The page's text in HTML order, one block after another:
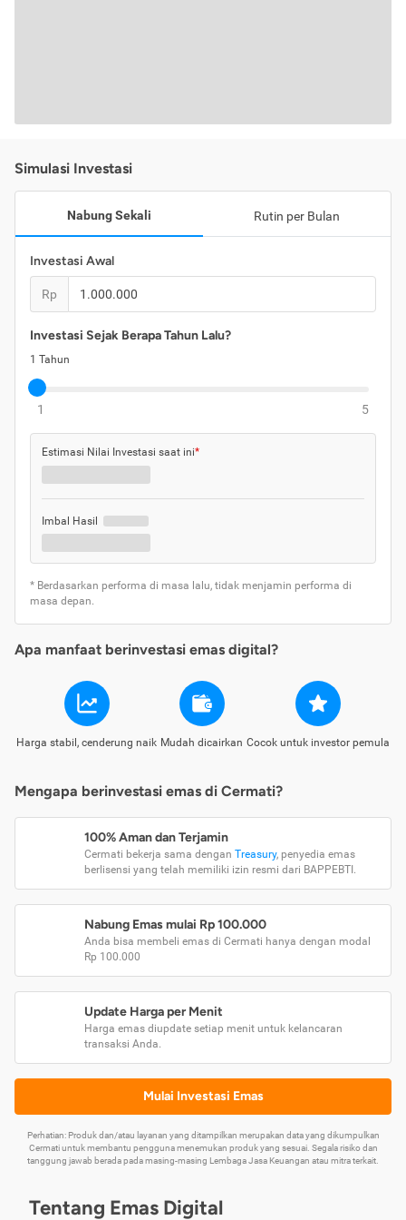
Simulasi Investasi
Nabung Sekali Rutin per Bulan
Investasi Awal
Rp
Investasi Sejak Berapa Tahun Lalu?
1 Tahun
1 5
Estimasi Nilai Investasi saat ini*
Imbal Hasil
* Berdasarkan performa di masa lalu, tidak menjamin performa di
masa depan.
Apa manfaat berinvestasi emas digital?
Harga stabil, cenderung naik Mudah dicairkan Cocok untuk investor pemula
Mengapa berinvestasi emas di Cermati?
100% Aman dan Terjamin
Cermati bekerja sama dengan Treasury, penyedia emas
berlisensi yang telah memiliki izin resmi dari BAPPEBTI.
Nabung Emas mulai Rp 100.000
Anda bisa membeli emas di Cermati hanya dengan modal
Rp 100.000
Update Harga per Menit
Harga emas diupdate setiap menit untuk kelancaran
transaksi Anda.
Mulai Investasi Emas
Perhatian: Produk dan/atau layanan yang ditampilkan merupakan data yang dikumpulkan
Cermati untuk membantu pengguna menemukan produk yang sesuai. Segala risiko dan
tanggung jawab berada pada masing-masing Lembaga Jasa Keuangan atau mitra terkait.
Tentang Emas Digital